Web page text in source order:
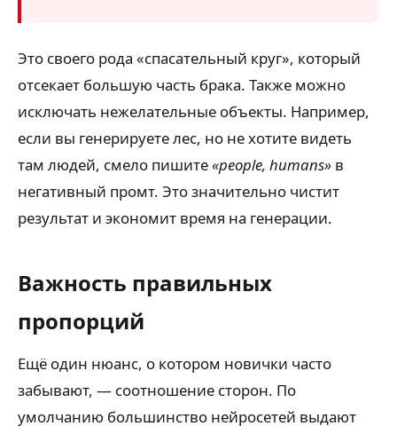
Это своего рода «спасательный круг», который
отсекает большую часть брака. Также можно
исключать нежелательные объекты. Например,
если вы генерируете лес, но не хотите видеть
там людей, смело пишите«people, humans» в
негативный промт. Это значительно чистит
результат и экономит время на генерации.
Важность правильных
пропорций
Ещё один нюанс, о котором новички часто
забывают, — соотношение сторон. По
умолчанию большинство нейросетей выдают